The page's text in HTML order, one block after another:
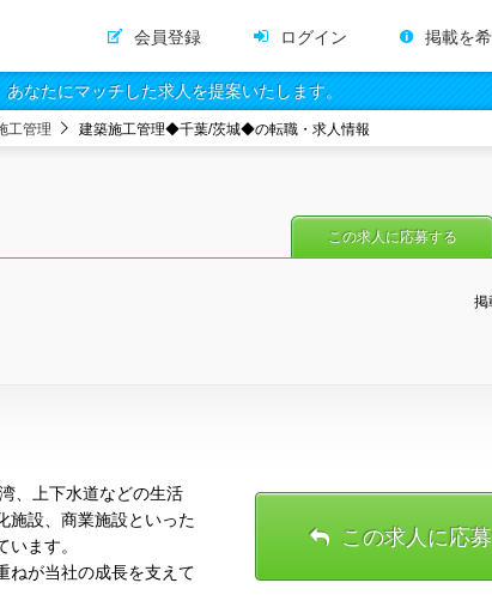
会員登録 ログイン 掲載を
なたにマッチした求人を提案いたします。
工管理 建築施工管理◆千葉/茨城◆の転職・求人情報
掲
この求人に応募する
、上下水道などの生活
施設、商業施設といった
ます。
ねが当社の成長を支えて
この求人に応